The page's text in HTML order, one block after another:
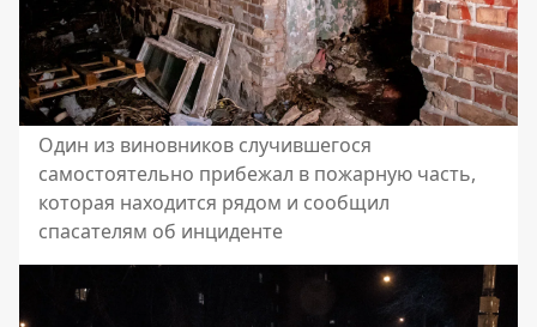
Один из виновников случившегося
самостоятельно прибежал в пожарную часть,
которая находится рядом и сообщил
спасателям об инциденте